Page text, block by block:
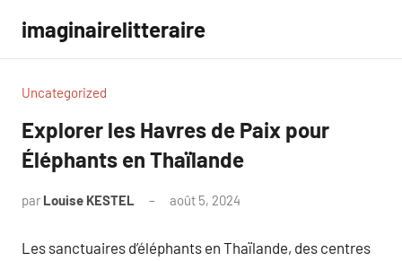
contenu
imaginairelitteraire
Uncategorized
Explorer les Havres de Paix pour
Éléphants en Thaïlande
par Louise KESTEL août 5, 2024
Les sanctuaires d’éléphants en Thaïlande, des centres